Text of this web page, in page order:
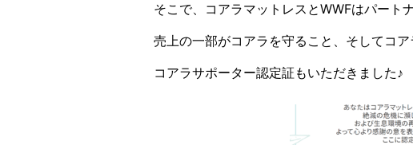
そこで、コアラマットレスとWWFはパート
売上の一部がコアラを守ること、そしてコ
コアラサポーター認定証もいただきました♪